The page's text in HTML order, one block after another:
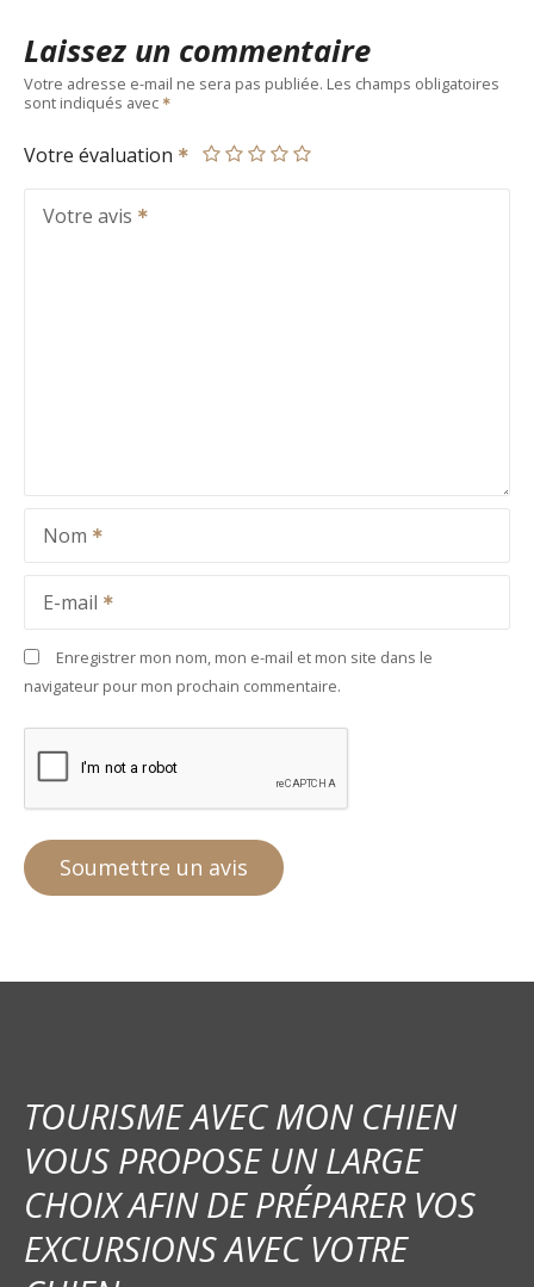
Laissez un commentaire
Votre adresse e-mail ne sera pas publiée. Les champs obligatoires
sont indiqués avec
Votre évaluation
Votre avis
Nom
E-mail
Enregistrer mon nom, mon e-mail et mon site dans le
navigateur pour mon prochain commentaire.
TOURISME AVEC MON CHIEN
VOUS PROPOSE UN LARGE
CHOIX AFIN DE PRÉPARER VOS
EXCURSIONS AVEC VOTRE